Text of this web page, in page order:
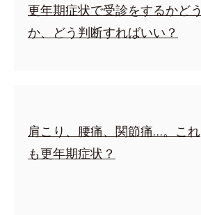
更年期症状で受診をするかどう
か、どう判断すればいい？
肩こり、腰痛、関節痛…。これ
も更年期症状？